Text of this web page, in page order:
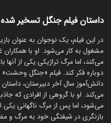
داستان فیلم جنگل تسخیر شده
در این فیلم، یک نوجوان به عنوان
مشغول به کار می‌شود. او با همکاران
می‌کند، اما مرگ تراژیکی یکی از
دوباره فکر کند. فیلم «جنگل
دانش‌آموز سال آخر دبیرستان،
می‌کند. او با گروهی از افرادی که
می‌شود، اما پس از مرگ ناگهانی یکی
بازنگری در شیفتگی خود به مرگ و